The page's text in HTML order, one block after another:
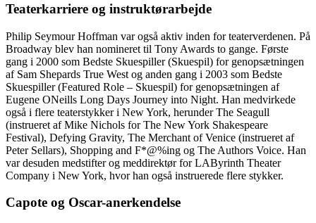
Teaterkarriere og instruktørarbejde
Philip Seymour Hoffman var også aktiv inden for teaterverdenen. På
Broadway blev han nomineret til Tony Awards to gange. Første
gang i 2000 som Bedste Skuespiller (Skuespil) for genopsætningen
af Sam Shepards True West og anden gang i 2003 som Bedste
Skuespiller (Featured Role – Skuespil) for genopsætningen af
Eugene ONeills Long Days Journey into Night. Han medvirkede
også i flere teaterstykker i New York, herunder The Seagull
(instrueret af Mike Nichols for The New York Shakespeare
Festival), Defying Gravity, The Merchant of Venice (instrueret af
Peter Sellars), Shopping and F*@%ing og The Authors Voice. Han
var desuden medstifter og meddirektør for LAByrinth Theater
Company i New York, hvor han også instruerede flere stykker.
Capote og Oscar-anerkendelse